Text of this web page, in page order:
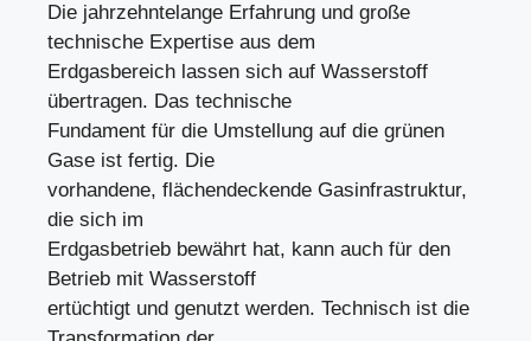
Die jahrzehntelange Erfahrung und große
technische Expertise aus dem
Erdgasbereich lassen sich auf Wasserstoff
übertragen. Das technische
Fundament für die Umstellung auf die grünen
Gase ist fertig. Die
vorhandene, flächendeckende Gasinfrastruktur,
die sich im
Erdgasbetrieb bewährt hat, kann auch für den
Betrieb mit Wasserstoff
ertüchtigt und genutzt werden. Technisch ist die